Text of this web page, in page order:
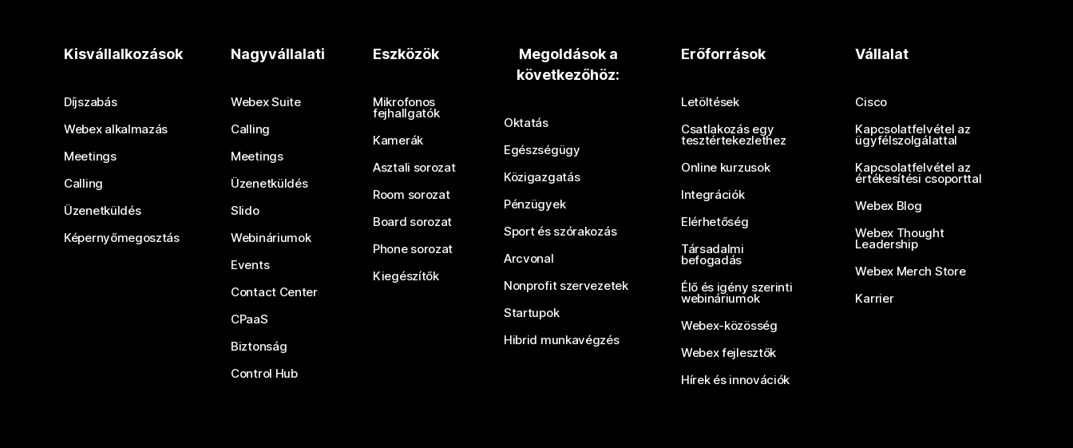
Kisvállalkozások
Díjszabás
Webex alkalmazás
Meetings
Calling
Üzenetküldés
Képernyőmegosztás
Nagyvállalati
Webex Suite
Calling
Meetings
Üzenetküldés
Slido
Webináriumok
Events
Contact Center
CPaaS
Biztonság
Control Hub
Eszközök
Mikrofonos
fejhallgatók
Kamerák
Asztali sorozat
Room sorozat
Board sorozat
Phone sorozat
Kiegészítők
Megoldások a
következőhöz:
Oktatás
Egészségügy
Közigazgatás
Pénzügyek
Sport és szórakozás
Arcvonal
Nonprofit szervezetek
Startupok
Hibrid munkavégzés
Erőforrások
Letöltések
Csatlakozás egy
tesztértekezlethez
Online kurzusok
Integrációk
Elérhetőség
Társadalmi
befogadás
Élő és igény szerinti
webináriumok
Webex-közösség
Webex fejlesztők
Hírek és innovációk
Vállalat
Cisco
Kapcsolatfelvétel az
ügyfélszolgálattal
Kapcsolatfelvétel az
értékesítési csoporttal
Webex Blog
Webex Thought
Leadership
Webex Merch Store
Karrier